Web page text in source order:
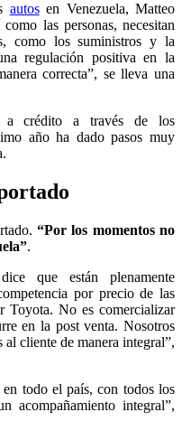
autosen Venezuela, Matteo
las personas, necesitan
como los suministros y la
regulación positiva en la
correcta”, se lleva una
a crédito a través de los
año ha dado pasos muy
“Por los momentos no
.
que están plenamente
por precio de las
Toyota. No es comercializar
en la post venta. Nosotros
cliente de manera integral”,
todo el país, con todos los
acompañamiento integral”,